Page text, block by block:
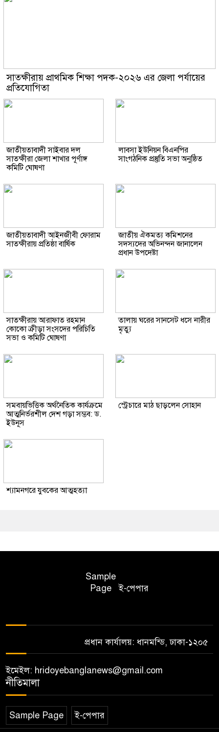
সাতক্ষীরায় প্রাথমিক শিক্ষা পদক-২০২৬ এর জেলা পর্যায়ের
প্রতিযোগিতা
জাতীয়তাবাদী সাইবার দল
সাতক্ষীরা জেলা শাখার পূর্ণাঙ্গ
কমিটি ঘোষণা
লাবসা ইউনিয়ন বিএনপির
সাংগঠনিক প্রস্তুতি সভা অনুষ্ঠিত
জাতীয়তাবাদী আইনজীবী ফোরাম
সাতক্ষীরায় প্রতিষ্ঠা বার্ষিক
জাতীয় ঐকমত্য কমিশনের
সদস্যদের অভিনন্দন জানালেন
প্রধান উপদেষ্টা
সাতক্ষীরায় আরাফাত রহমান
কোকো ক্রীড়া সংসদের পরিচিতি
সভা ও কমিটি ঘোষণা
তালায় ঘরের সানসেট ধসে নারীর
মৃত্যু
সমবায়ভিত্তিক অর্থনৈতিক কার্যক্রমে
আত্মনির্ভরশীল দেশ গড়া সম্ভব: ড.
ইউনূস
স্ট্রেচারে মাঠ ছাড়লেন সোহান
শ্যামনগরে যুবকের আত্মহত্যা
Sample
Page
ই-পেপার
প্রধান কার্যালয়: ধানমন্ডি, ঢাকা-১২০৫
ইমেইল: hridoyebanglanews@gmail.com
নীতিমালা
Sample Page ই-পেপার